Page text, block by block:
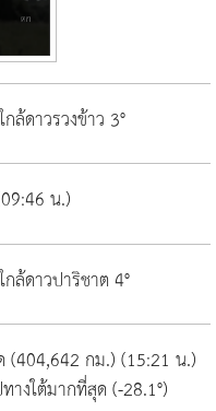
ล้ดาวรวงข้าว 3°
น.)
ล้ดาวปาริชาต 4°
(404,642 กม.) (15:21 น.)
างใต้มากที่สุด (-28.1°)